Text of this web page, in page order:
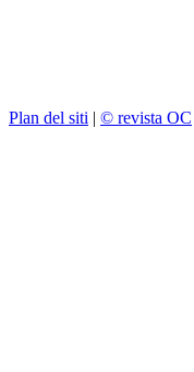
Plan del siti | © revista OC